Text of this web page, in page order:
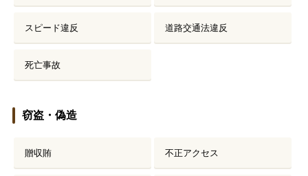
スピード違反 道路交通法違反
死亡事故
窃盗・偽造
贈収賄 不正アクセス